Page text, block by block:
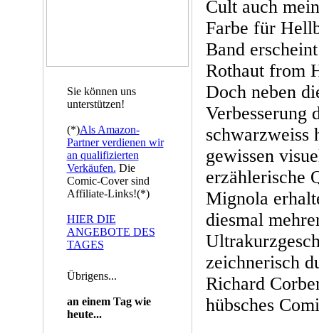
Sie können uns
unterstützen!
(*)Als Amazon-
Partner verdienen wir
an qualifizierten
Verkäufen. Die
Comic-Cover sind
Affiliate-Links!(*)
HIER DIE
ANGEBOTE DES
TAGES
Übrigens...
an einem Tag wie
heute...
Cult auch
Farbe für
Band
Rothaut from
Doch neben
Verbesserung
schwarzweiss
gewissen
erzählerische
Mignola
diesmal
zeichnerisch
Richard
hübsches